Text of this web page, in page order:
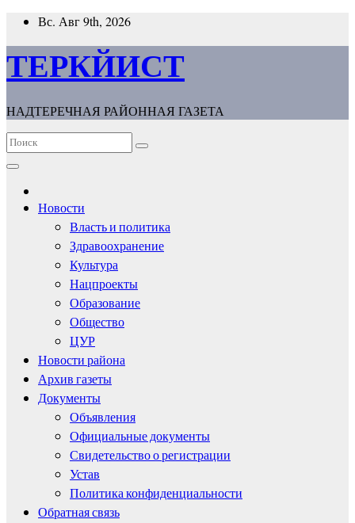
Перейти
содержимому
Вс. Авг 9th, 2026
ТЕРКЙИСТ
НАДТЕРЕЧНАЯ РАЙОННАЯ ГАЗЕТА
Новости
Власть и политика
Здравоохранение
Культура
Нацпроекты
Образование
Общество
ЦУР
Новости района
Архив газеты
Документы
Объявления
Официальные документы
Свидетельство о регистрации
Устав
Политика конфиденциальности
Обратная связь